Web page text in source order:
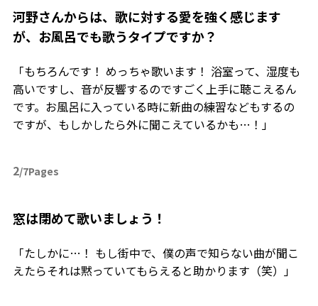
――河野さんからは、歌に対する愛を強く感じます
が、お風呂でも歌うタイプですか？
「もちろんです！ めっちゃ歌います！ 浴室って、湿度も
高いですし、音が反響するのですごく上手に聴こえるん
です。お風呂に入っている時に新曲の練習などもするの
ですが、もしかしたら外に聞こえているかも…！」
2/7Pages
――窓は閉めて歌いましょう！
「たしかに…！ もし街中で、僕の声で知らない曲が聞こ
えたらそれは黙っていてもらえると助かります（笑）」